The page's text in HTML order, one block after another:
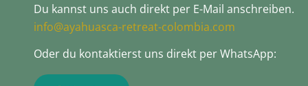
Du kannst uns auch direkt per E-Mail anschreiben.
info@ayahuasca-retreat-colombia.com
Oder du kontaktierst uns direkt per WhatsApp: